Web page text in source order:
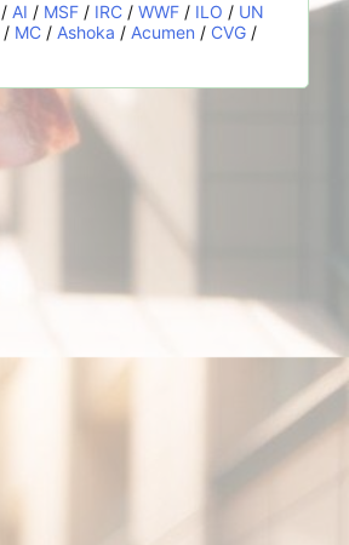
/ AI / MSF / IRC / WWF / ILO / UN
/ MC / Ashoka / Acumen / CVG /